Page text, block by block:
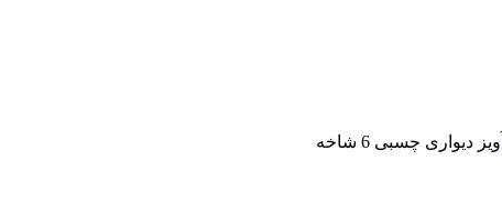
آویز دیواری چسبی 6 شاخه